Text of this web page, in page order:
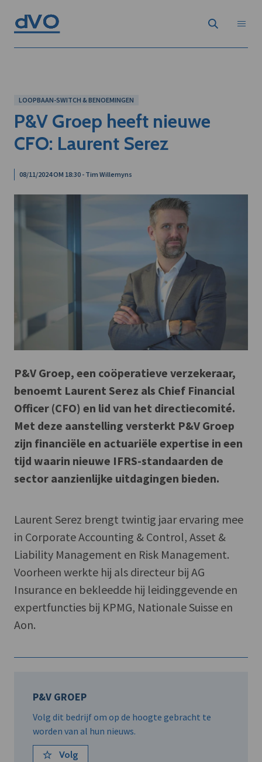
LOOPBAAN-SWITCH & BENOEMINGEN
P&V Groep heeft nieuwe
CFO: Laurent Serez
08/11/2024 OM 18:30 - Tim Willemyns
P&V Groep, een coöperatieve verzekeraar,
benoemt Laurent Serez als Chief Financial
Officer (CFO) en lid van het directiecomité.
Met deze aanstelling versterkt P&V Groep
zijn financiële en actuariële expertise in een
tijd waarin nieuwe IFRS-standaarden de
sector aanzienlijke uitdagingen bieden.
Laurent Serez brengt twintig jaar ervaring mee
in Corporate Accounting & Control, Asset &
Liability Management en Risk Management.
Voorheen werkte hij als directeur bij AG
Insurance en bekleedde hij leidinggevende en
expertfuncties bij KPMG, Nationale Suisse en
Aon.
P&V GROEP
Volg dit bedrijf om op de hoogte gebracht te
worden van al hun nieuws.
Volg